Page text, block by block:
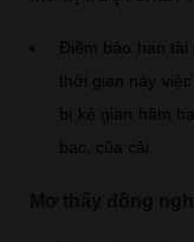
Điềm báo hao tài
thời gian này
bị kẻ gian hãm
bạc, của cải.